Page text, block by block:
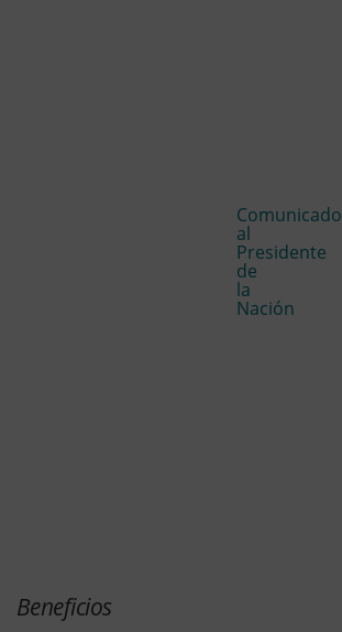
Comunicado
al
Presidente
de
la
Nación
Beneficios